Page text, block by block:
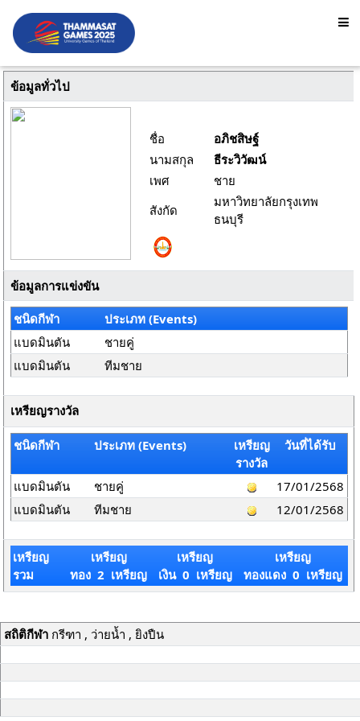
ข้อมูลทั่วไป
ชื่อ
อภิชสิษฐ์
นามสกุล
ธีระวิวัฒน์
เพศ
ชาย
สังกัด
มหาวิทยาลัยกรุงเทพ
ธนบุรี
ข้อมูลการแข่งขัน
ชนิดกีฬา
ประเภท (Events)
แบดมินตัน
ชายคู่
แบดมินตัน
ทีมชาย
เหรียญรางวัล
ชนิดกีฬา ประเภท (Events)
เหรียญ
รางวัล
วันที่ได้รับ
แบดมินตัน ชายคู่
17/01/2568
แบดมินตัน
ทีมชาย 12/01/2568
เหรียญ
รวม
เหรียญ
ทอง 2 เหรียญ
เหรียญ
เงิน 0 เหรียญ
เหรียญ
ทองแดง 0 เหรียญ
สถิติกีฬากรีฑา , ว่ายน้ำ , ยิงปืน